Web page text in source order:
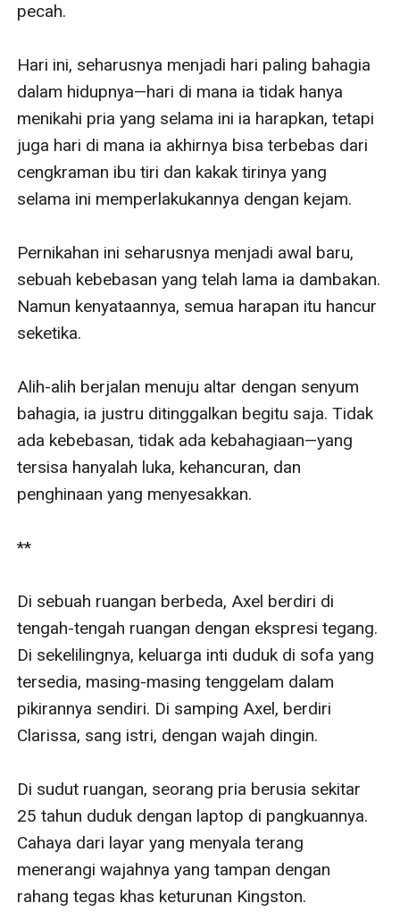
pecah.
Hari ini, seharusnya menjadi hari paling bahagia
dalam hidupnya—hari di mana ia tidak hanya
menikahi pria yang selama ini ia harapkan, tetapi
juga hari di mana ia akhirnya bisa terbebas dari
cengkraman ibu tiri dan kakak tirinya yang
selama ini memperlakukannya dengan kejam.
Pernikahan ini seharusnya menjadi awal baru,
sebuah kebebasan yang telah lama ia dambakan.
Namun kenyataannya, semua harapan itu hancur
seketika.
Alih-alih berjalan menuju altar dengan senyum
bahagia, ia justru ditinggalkan begitu saja. Tidak
ada kebebasan, tidak ada kebahagiaan—yang
tersisa hanyalah luka, kehancuran, dan
penghinaan yang menyesakkan.
**
Di sebuah ruangan berbeda, Axel berdiri di
tengah-tengah ruangan dengan ekspresi tegang.
Di sekelilingnya, keluarga inti duduk di sofa yang
tersedia, masing-masing tenggelam dalam
pikirannya sendiri. Di samping Axel, berdiri
Clarissa, sang istri, dengan wajah dingin.
Di sudut ruangan, seorang pria berusia sekitar
25 tahun duduk dengan laptop di pangkuannya.
Cahaya dari layar yang menyala terang
menerangi wajahnya yang tampan dengan
rahang tegas khas keturunan Kingston.